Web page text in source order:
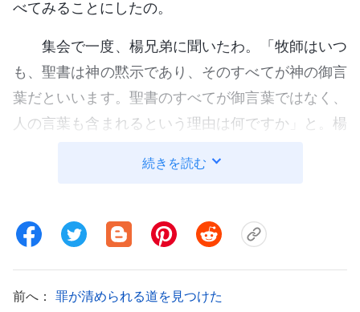
べてみることにしたの。
集会で一度、楊兄弟に聞いたわ。「牧師はいつ
も、聖書は神の黙示であり、そのすべてが神の御言
葉だといいます。聖書のすべてが御言葉ではなく、
人の言葉も含まれるという理由は何ですか」と。楊
が、聖書は神の黙示であり、そのすべてが御言葉だ
は誰も調べていない。本当のところ、聖霊も、主イ
エスもそう仰ったことはなく、預言書にも書かれて
れた』とはパウロの言葉ですが、パウロは普通の人
続きを読む
前へ： 罪が清められる道を見つけた